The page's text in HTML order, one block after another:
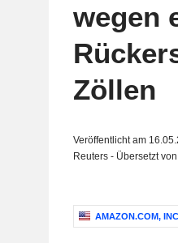
wegen
Zöllen
Veröffentlicht am
Reuters - Übersetzt
AMAZON.COM,